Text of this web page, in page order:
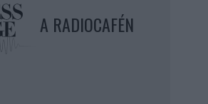
A RADIOCAFÉN